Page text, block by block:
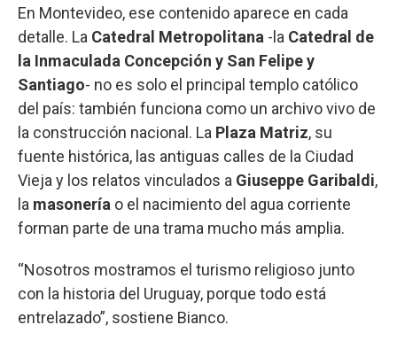
En Montevideo, ese contenido aparece en cada
detalle. La Catedral Metropolitana -la Catedral de
la Inmaculada Concepción y San Felipe y
Santiago- no es solo el principal templo católico
del país: también funciona como un archivo vivo de
la construcción nacional. La Plaza Matriz, su
fuente histórica, las antiguas calles de la Ciudad
Vieja y los relatos vinculados a Giuseppe Garibaldi,
la masonería o el nacimiento del agua corriente
forman parte de una trama mucho más amplia.
“Nosotros mostramos el turismo religioso junto
con la historia del Uruguay, porque todo está
entrelazado”, sostiene Bianco.